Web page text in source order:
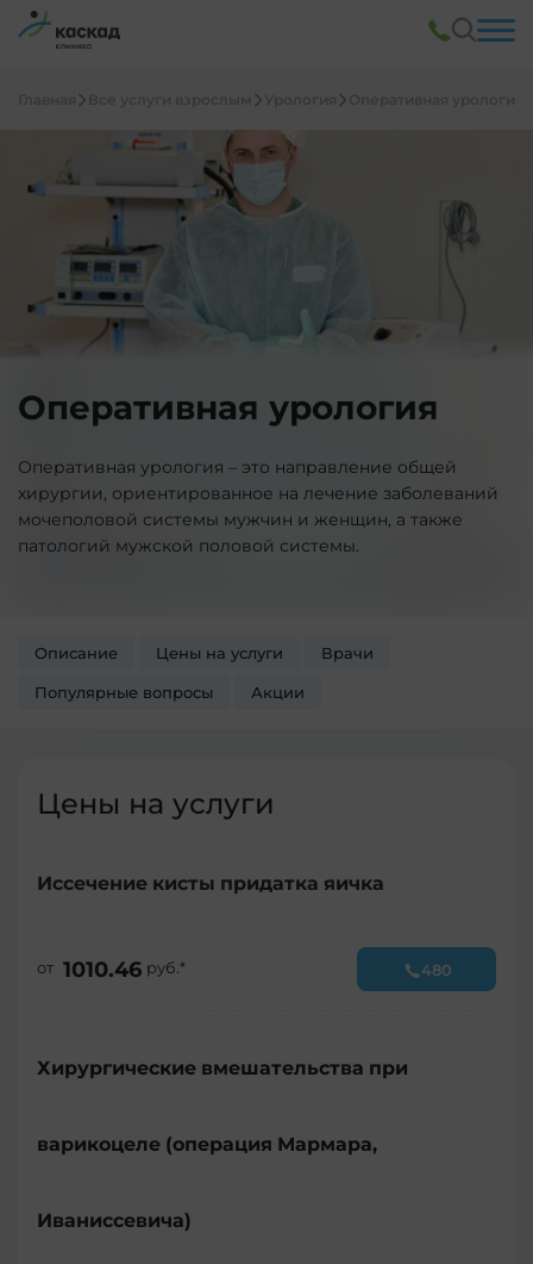
Главная Все услуги взрослым Урология Оперативная урология
Оперативная урология
Оперативная урология – это направление общей
хирургии, ориентированное на лечение заболеваний
мочеполовой системы мужчин и женщин, а также
патологий мужской половой системы.
Описание Цены на услуги Врачи
Популярные вопросы Акции
Цены на услуги
Иссечение кисты придатка яичка
от 1010.46 руб.* 480
Хирургические вмешательства при
варикоцеле (операция Мармара,
Иваниссевича)